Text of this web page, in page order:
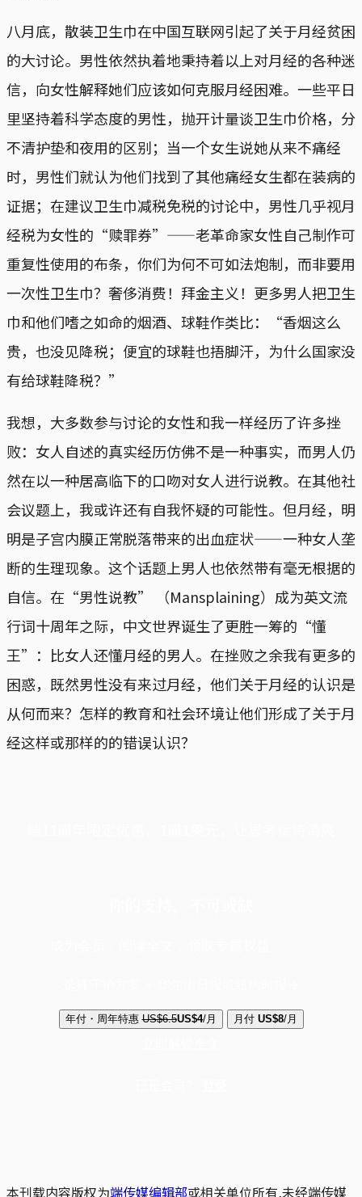
八月底，散装卫生巾在中国互联网引起了关于月经贫困
的大讨论。男性依然执着地秉持着以上对月经的各种迷
信，向女性解释她们应该如何克服月经困难。一些平日
里坚持着科学态度的男性，抛开计量谈卫生巾价格，分
不清护垫和夜用的区别；当一个女生说她从来不痛经
时，男性们就认为他们找到了其他痛经女生都在装病的
证据；在建议卫生巾减税免税的讨论中，男性几乎视月
经税为女性的“赎罪券”——老革命家女性自己制作可
重复性使用的布条，你们为何不可如法炮制，而非要用
一次性卫生巾？奢侈消费！拜金主义！更多男人把卫生
巾和他们嗜之如命的烟酒、球鞋作类比：“香烟这么
贵，也没见降税；便宜的球鞋也捂脚汗，为什么国家没
有给球鞋降税？”
我想，大多数参与讨论的女性和我一样经历了许多挫
败：女人自述的真实经历仿佛不是一种事实，而男人仍
然在以一种居高临下的口吻对女人进行说教。在其他社
会议题上，我或许还有自我怀疑的可能性。但月经，明
明是子宫内膜正常脱落带来的出血症状——一种女人垄
断的生理现象。这个话题上男人也依然带有毫无根据的
自信。在“男性说教” （Mansplaining）成为英文流
行词十周年之际，中文世界诞生了更胜一筹的“懂
王”：比女人还懂月经的男人。在挫败之余我有更多的
困惑，既然男性没有来过月经，他们关于月经的认识是
从何而来？怎样的教育和社会环境让他们形成了关于月
经这样或那样的的错误认识？
年付・周年特惠 US$6.5US$4/月 月付 US$8/月
本刊载内容版权为端传媒编辑部或相关单位所有,未经端传媒